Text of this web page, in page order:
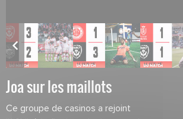
Joa sur les maillots
Ce groupe de casinos a rejoint